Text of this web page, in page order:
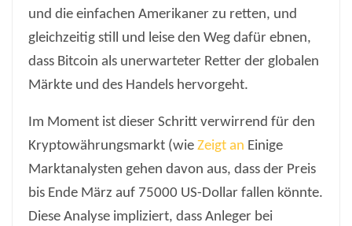
und die einfachen Amerikaner zu retten, und
gleichzeitig still und leise den Weg dafür ebnen,
dass Bitcoin als unerwarteter Retter der globalen
Märkte und des Handels hervorgeht.
Im Moment ist dieser Schritt verwirrend für den
Kryptowährungsmarkt (wie Zeigt an Einige
Marktanalysten gehen davon aus, dass der Preis
bis Ende März auf 75000 US-Dollar fallen könnte.
Diese Analyse impliziert, dass Anleger bei